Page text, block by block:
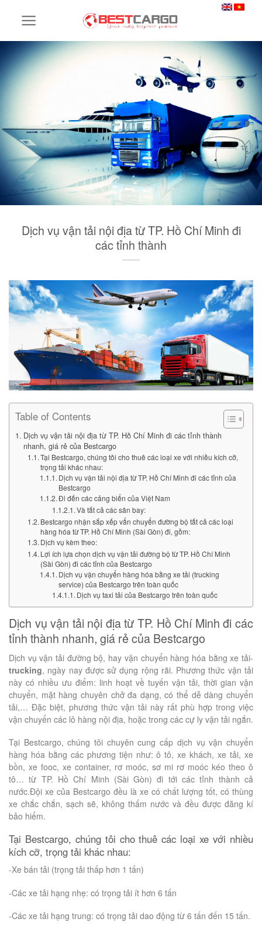
Dịch vụ vận tải nội địa từ TP. Hồ Chí Minh đi
các tỉnh thành
Table of Contents
Dịch vụ vận tải nội địa từ TP. Hồ Chí Minh đi các tỉnh thành
nhanh, giá rẻ của Bestcargo
Tại Bestcargo, chúng tôi cho thuê các loại xe với nhiều kích cỡ,
trọng tải khác nhau:
Dịch vụ vận tải nội địa từ TP. Hồ Chí Minh đi các tỉnh của
Bestcargo
Đi đến các cảng biển của Việt Nam
Và tất cả các sân bay:
Bestcargo nhận sắp xếp vẩn chuyển đường bộ tất cả các loại
hàng hóa từ TP. Hồ Chí Minh (Sài Gòn) đi, gồm:
Dịch vụ kèm theo:
Lợi ích lựa chọn dịch vụ vận tải đường bộ từ TP. Hồ Chí Minh
(Sài Gòn) đi các tỉnh của Bestcargo
Dịch vụ vận chuyển hàng hóa bằng xe tải (trucking
service) của Bestcargo trên toàn quốc
Dịch vụ taxi tải của Bestcargo trên toàn quốc
Dịch vụ vận tải nội địa từ TP. Hồ Chí Minh đi các
tỉnh thành nhanh, giá rẻ của Bestcargo
Dịch vụ vận tải đường bộ, hay vận chuyển hàng hóa bằng xe tải-
trucking, ngày nay được sử dụng rộng rãi. Phương thức vận tải
này có nhiều ưu điểm: linh hoạt về tuyến vận tải, thời gian vận
chuyển, mặt hàng chuyên chở đa dạng, có thể dễ dàng chuyển
tải,… Đặc biệt, phương thức vận tải này rất phù hợp trong việc
vận chuyển các lô hàng nội địa, hoặc trong các cự ly vận tải ngắn.
Tại Bestcargo, chúng tôi chuyên cung cấp dịch vụ vận chuyển
hàng hóa bằng các phương tiện như: ô tô, xe khách, xe tải, xe
bồn, xe fooc, xe container, rơ moóc, sơ mi rơ moóc kéo theo ô
tô… từ TP. Hồ Chí Minh (Sài Gòn) đi tới các tỉnh thành cả
nước.Đội xe của Bestcargo đều là xe có chất lượng tốt, có thùng
xe chắc chắn, sạch sẽ, không thấm nước và đều được đăng kí
bảo hiểm.
Tại Bestcargo, chúng tôi cho thuê các loại xe với nhiều
kích cỡ, trọng tải khác nhau:
-Xe bán tải (trọng tải thấp hơn 1 tấn)
-Các xe tải hạng nhẹ: có trọng tải ít hơn 6 tấn
-Các xe tải hạng trung: có trọng tải dao động từ 6 tấn đến 15 tấn.